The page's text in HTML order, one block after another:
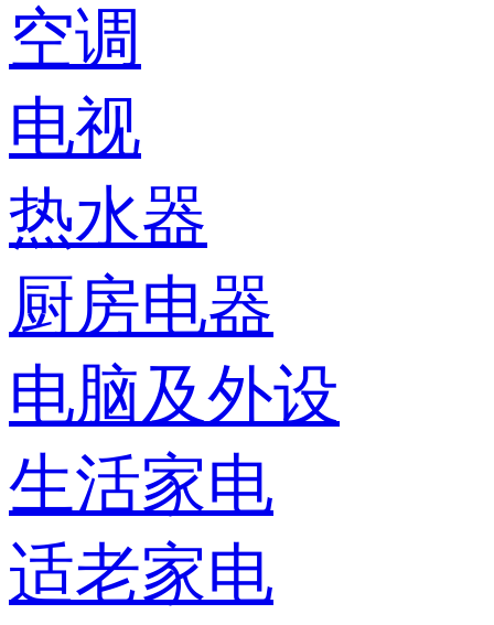
空调
电视
热水器
厨房电器
电脑及外设
生活家电
适老家电